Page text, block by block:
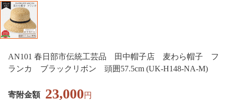
AN101 春日部市伝統工芸品 田中帽子店 麦わら帽子 フ
ランカ ブラックリボン 頭囲57.5cm (UK-H148-NA-M)
寄附金額 23,000円